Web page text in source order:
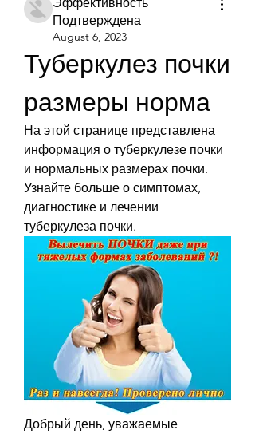
Подтверждена
August 6, 2023
Туберкулез почки
размеры норма
На этой странице представлена
информация о туберкулезе почки
и нормальных размерах почки.
Узнайте больше о симптомах,
диагностике и лечении
туберкулеза почки.
Добрый день, уважаемые